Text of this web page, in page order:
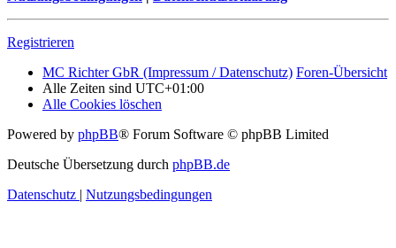
Registrieren
MC Richter GbR (Impressum / Datenschutz) Foren-Übersicht
Alle Zeiten sind UTC+01:00
Alle Cookies löschen
Powered by phpBB® Forum Software © phpBB Limited
Deutsche Übersetzung durch phpBB.de
Datenschutz | Nutzungsbedingungen